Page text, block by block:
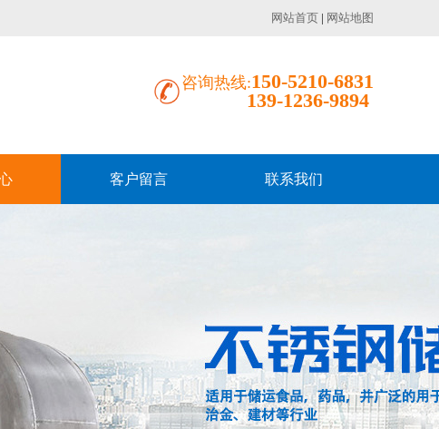
网站首页 | 网站地图
咨询热线:150-5210-6831
139-1236-9894
客户留言 联系我们